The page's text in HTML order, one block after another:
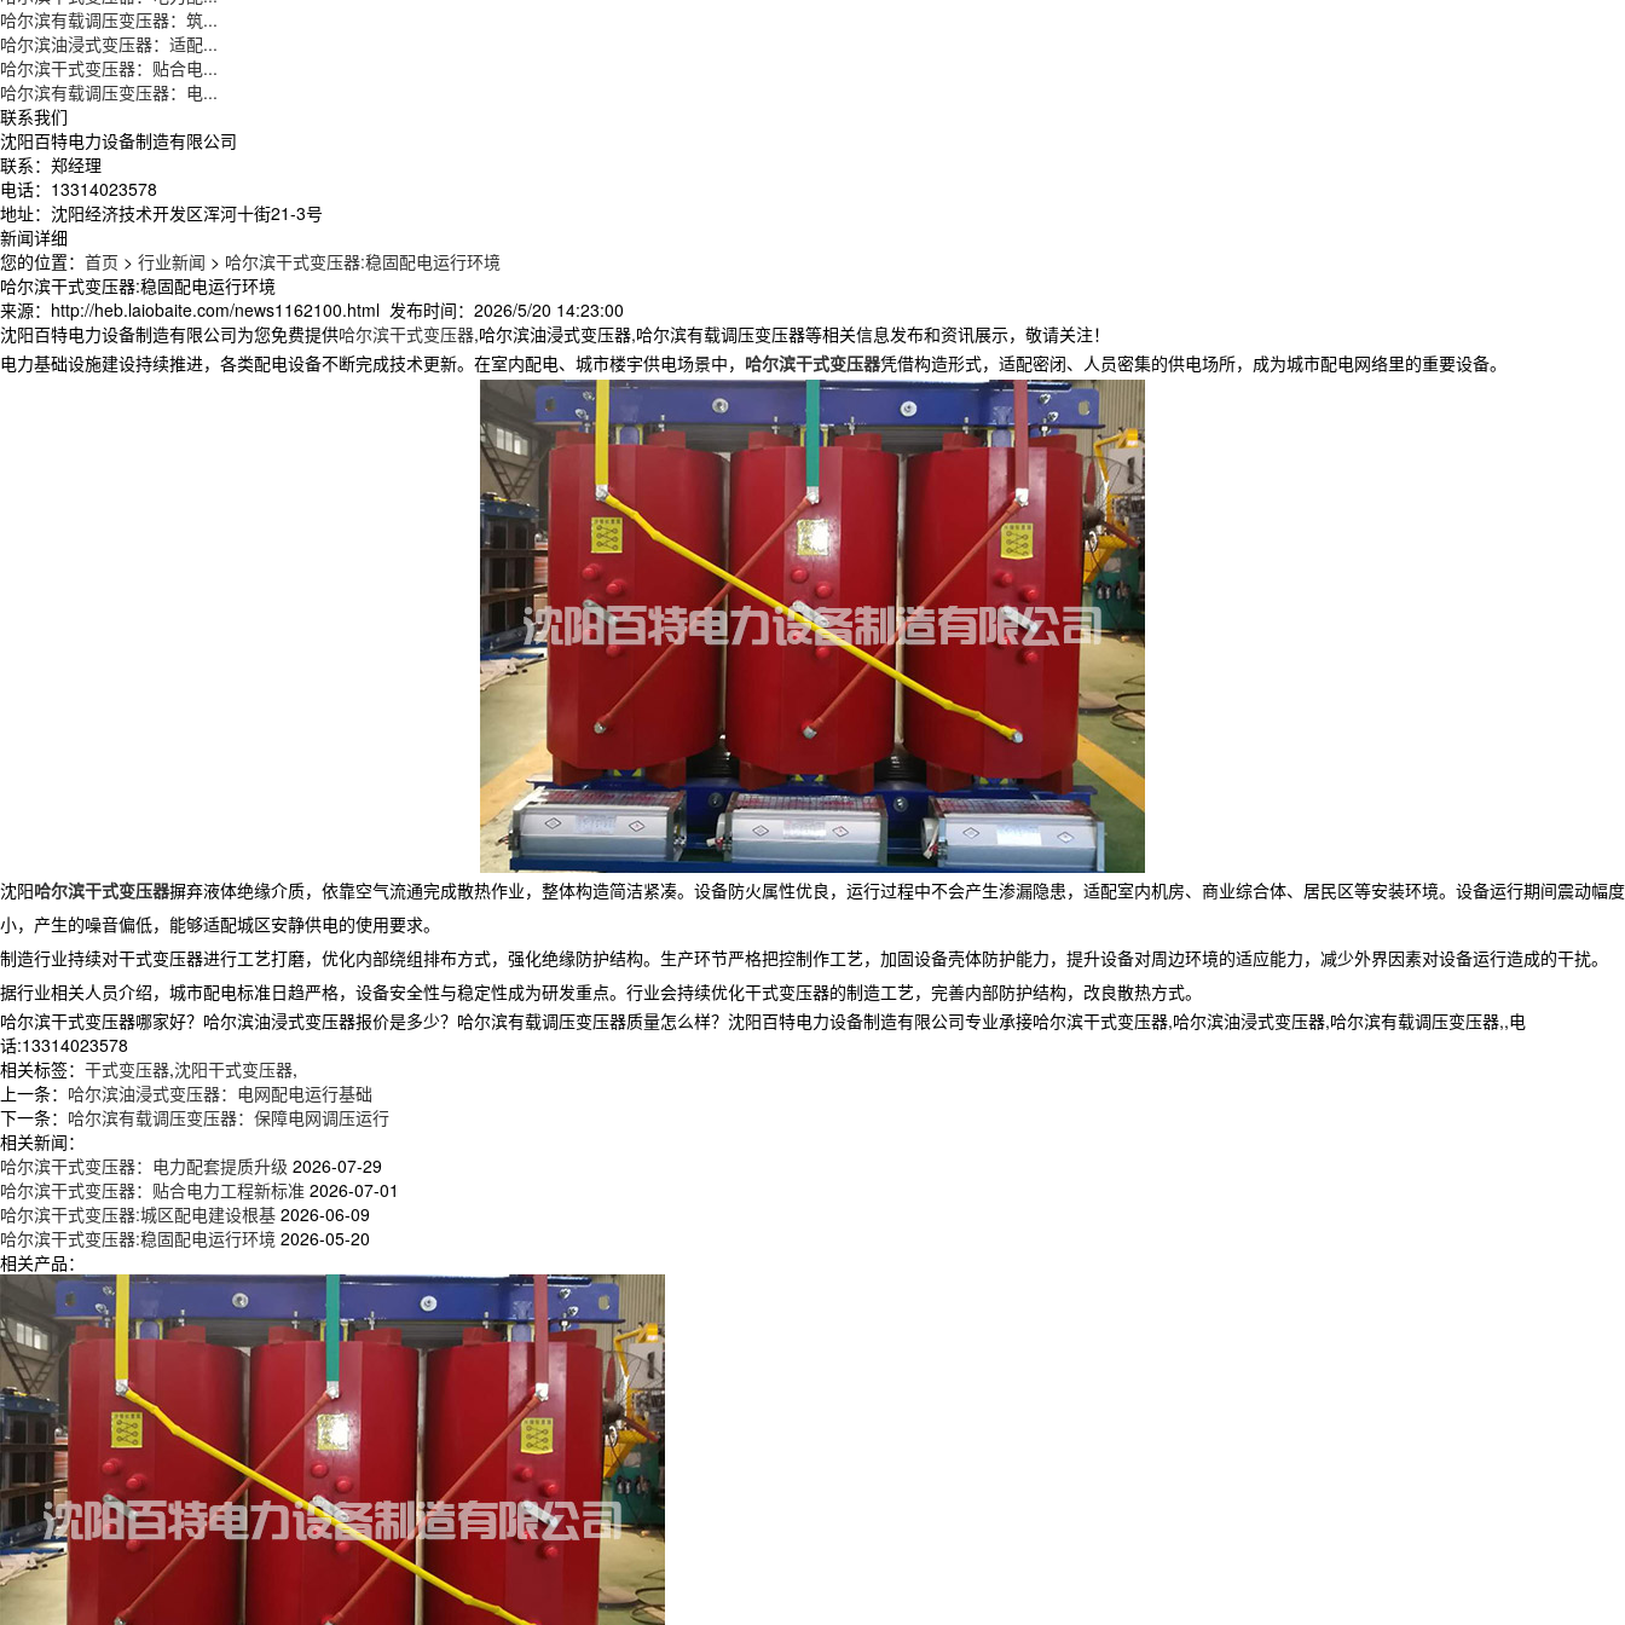
哈尔滨有载调压变压器：筑...
哈尔滨油浸式变压器：适配...
哈尔滨干式变压器：贴合电...
哈尔滨有载调压变压器：电...
联系我们
沈阳百特电力设备制造有限公司
联系：郑经理
电话：13314023578
地址：沈阳经济技术开发区浑河十街21-3号
新闻详细
您的位置： 首页 > 行业新闻 > 哈尔滨干式变压器:稳固配电运行环境
哈尔滨干式变压器:稳固配电运行环境
来源：http://heb.laiobaite.com/news1162100.html 发布时间：2026/5/20 14:23:00
沈阳百特电力设备制造有限公司为您免费提供哈尔滨干式变压器,哈尔滨油浸式变压器,哈尔滨有载调压变压器等相关信息发布和资讯展示，敬请关注！
电力基础设施建设持续推进，各类配电设备不断完成技术更新。在室内配电、城市楼宇供电场景中， 哈尔滨干式变压器凭借构造形式，适配密闭、人员密集的供电场所，成为城市配电网络里的重要设备。
沈阳哈尔滨干式变压器摒弃液体绝缘介质，依靠空气流通完成散热作业，整体构造简洁紧凑。设备防火属性优良，运行过程中不会产生渗漏隐患，适配室内机房、商业综合体、居民区等安装环境。设备运行期间震动幅度
小，产生的噪音偏低，能够适配城区安静供电的使用要求。
制造行业持续对干式变压器进行工艺打磨，优化内部绕组排布方式，强化绝缘防护结构。生产环节严格把控制作工艺，加固设备壳体防护能力，提升设备对周边环境的适应能力，减少外界因素对设备运行造成的干扰。
据行业相关人员介绍，城市配电标准日趋严格，设备安全性与稳定性成为研发重点。行业会持续优化干式变压器的制造工艺，完善内部防护结构，改良散热方式。
哈尔滨干式变压器哪家好？哈尔滨油浸式变压器报价是多少？哈尔滨有载调压变压器质量怎么样？沈阳百特电力设备制造有限公司专业承接哈尔滨干式变压器,哈尔滨油浸式变压器,哈尔滨有载调压变压器,,电
话:13314023578
相关标签： 干式变压器,沈阳干式变压器,
上一条： 哈尔滨油浸式变压器：电网配电运行基础
下一条： 哈尔滨有载调压变压器：保障电网调压运行
相关新闻：
哈尔滨干式变压器：电力配套提质升级 2026-07-29
哈尔滨干式变压器：贴合电力工程新标准 2026-07-01
哈尔滨干式变压器:城区配电建设根基 2026-06-09
哈尔滨干式变压器:稳固配电运行环境 2026-05-20
相关产品：